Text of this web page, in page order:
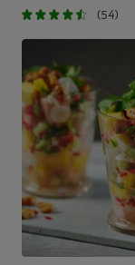
(54)